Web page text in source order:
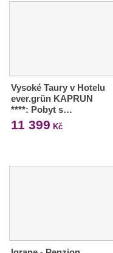
Vysoké Taury v Hotelu
ever.grün KAPRUN
****: Pobyt s…
11 399 Kč